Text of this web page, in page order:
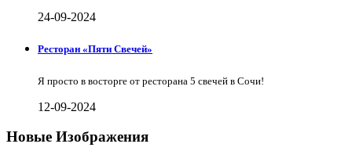
24-09-2024
Ресторан «Пяти Свечей»
Я просто в восторге от ресторана 5 свечей в Сочи!
12-09-2024
Новые Изображения